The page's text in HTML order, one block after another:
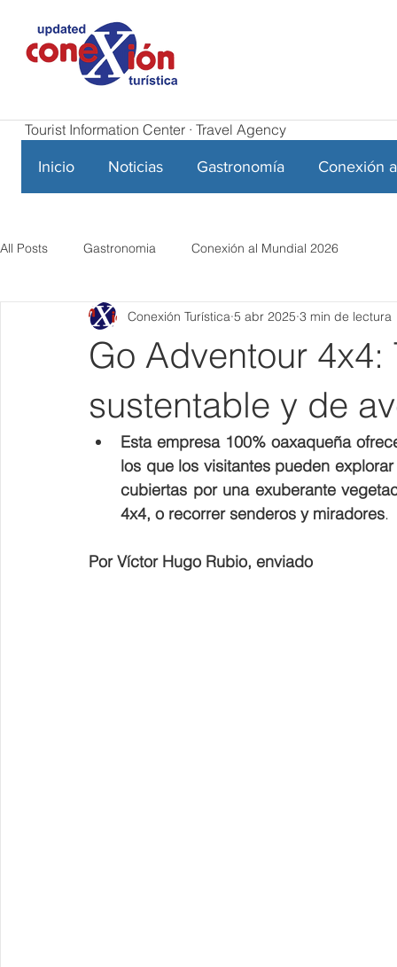
Tourist Information Center · Travel Agency
Inicio Noticias Gastronomía Conexión
All Posts Gastronomia Conexión al Mundial 2026
Go Adventour 4x4:
sustentable y de
Conexión Turística 5 abr 2025 3 min de lectura
Esta empresa 100% oaxaqueña
los que los visitantes pueden
cubiertas por una exuberante
4x4, o recorrer senderos y miradores.
Por Víctor Hugo Rubio, enviado